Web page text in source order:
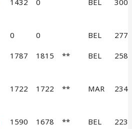
1432 0 BEL 300
0 0 BEL 277
1787 1815 ** BEL 258
1722 1722 ** MAR 234
1590 1678 ** BEL 223